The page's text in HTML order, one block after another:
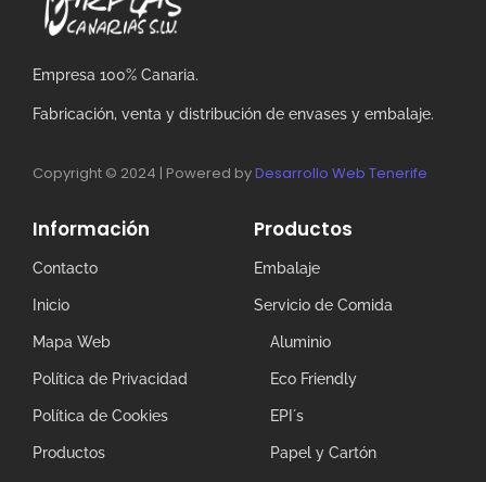
Empresa 100% Canaria.
Fabricación, venta y distribución de envases y embalaje.
Copyright © 2024 | Powered byDesarrollo Web Tenerife
Información
Contacto
Inicio
Mapa Web
Política de Privacidad
Política de Cookies
Productos
Productos
Embalaje
Servicio de Comida
Aluminio
Eco Friendly
EPI´s
Papel y Cartón